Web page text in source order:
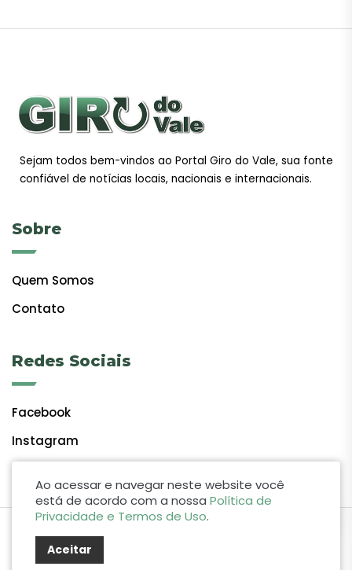
Sejam todos bem-vindos ao Portal Giro do Vale, sua fonte
confiável de notícias locais, nacionais e internacionais.
Sobre
Quem Somos
Contato
Redes Sociais
Facebook
Instagram
© 2024 Giro do Vale. Todos os direitos reservados.
Ao acessar e navegar neste website você
está de acordo com a nossa Política de
Privacidade e Termos de Uso.
Aceitar